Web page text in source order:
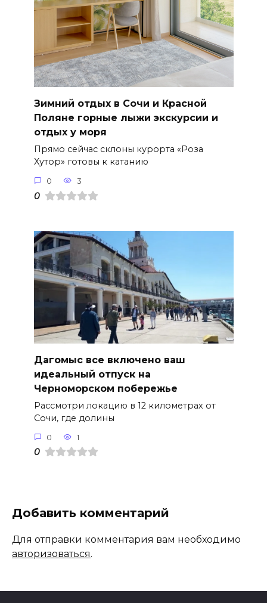
Зимний отдых в Сочи и Красной
Поляне горные лыжи экскурсии и
отдых у моря
Прямо сейчас склоны курорта «Роза
Хутор» готовы к катанию
0 3
0
Дагомыс все включено ваш
идеальный отпуск на
Черноморском побережье
Рассмотри локацию в 12 километрах от
Сочи, где долины
0 1
0
Добавить комментарий
Для отправки комментария вам необходимо
авторизоваться.